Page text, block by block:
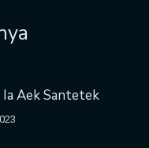
Aek Santetek